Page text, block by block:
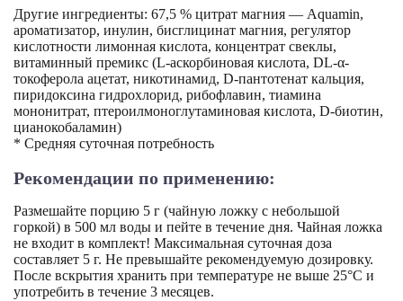
Другие ингредиенты: 67,5 % цитрат магния — Aquamin,
ароматизатор, инулин, бисглицинат магния, регулятор
кислотности лимонная кислота, концентрат свеклы,
витаминный премикс (L-аскорбиновая кислота, DL-α-
токоферола ацетат, никотинамид, D-пантотенат кальция,
пиридоксина гидрохлорид, рибофлавин, тиамина
мононитрат, птероилмоноглутаминовая кислота, D-биотин,
цианокобаламин)
* Средняя суточная потребность
Рекомендации по применению:
Размешайте порцию 5 г (чайную ложку с небольшой
горкой) в 500 мл воды и пейте в течение дня. Чайная ложка
не входит в комплект! Максимальная суточная доза
составляет 5 г. Не превышайте рекомендуемую дозировку.
После вскрытия хранить при температуре не выше 25°C и
употребить в течение 3 месяцев.